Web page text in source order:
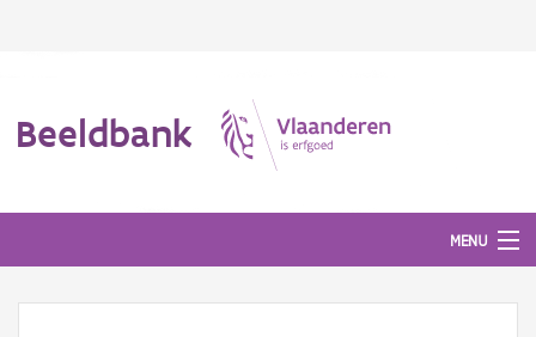
Beeldbank
MENU